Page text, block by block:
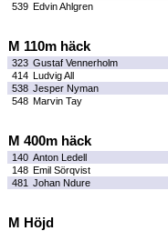
539 Edvin Ahlgren
M 110m häck
323 Gustaf Vennerholm
414 Ludvig All
538 Jesper Nyman
548 Marvin Tay
M 400m häck
140 Anton Ledell
148 Emil Sörqvist
481 Johan Ndure
M Höjd